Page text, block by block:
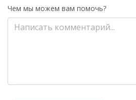
Чем мы можем вам помочь?